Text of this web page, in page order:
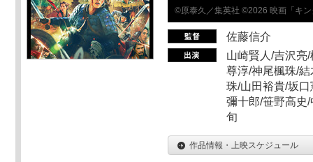
©原泰久／集英社 ©2026 映画「キ
佐藤信介
山崎賢人/吉沢亮
尊淳/神尾楓珠/
珠/山田裕貴/坂
彌十郎/笹野高史
旬
作品情報・上映スケジュール